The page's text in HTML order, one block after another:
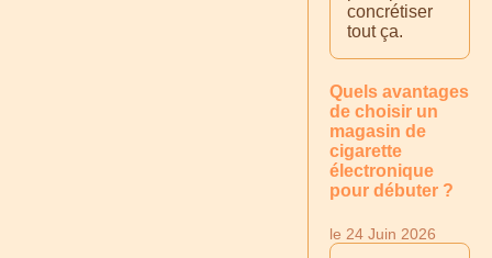
concrétiser
tout ça.
Quels avantages
de choisir un
magasin de
cigarette
électronique
pour débuter ?
le 24 Juin 2026